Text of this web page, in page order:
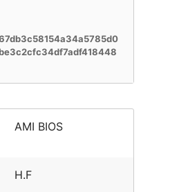
AMI BIOS
H.F